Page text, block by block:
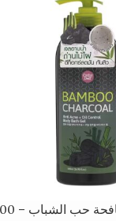
جل استحمام مكافحة